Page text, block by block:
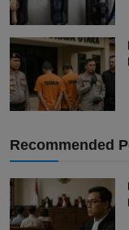
Recommended